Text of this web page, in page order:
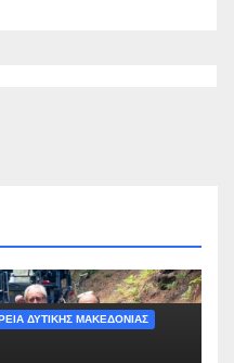
ΔΥΤΙΚΗΣ ΜΑΚΕΔΟΝΙΑΣ